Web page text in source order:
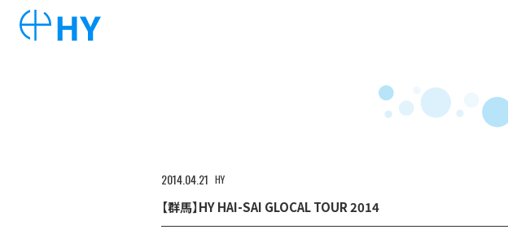
20140421 HY
【群馬】HY HAI-SAI GLOCAL TOUR 2014